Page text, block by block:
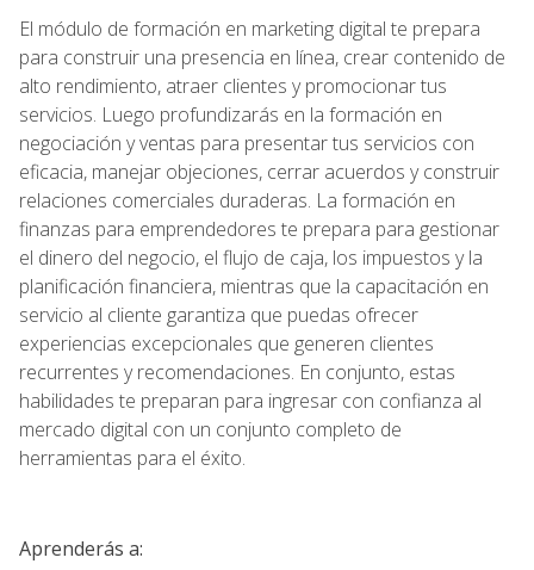
El módulo de formación en marketing digital te prepara
para construir una presencia en línea, crear contenido de
alto rendimiento, atraer clientes y promocionar tus
servicios. Luego profundizarás en la formación en
negociación y ventas para presentar tus servicios con
eficacia, manejar objeciones, cerrar acuerdos y construir
relaciones comerciales duraderas. La formación en
finanzas para emprendedores te prepara para gestionar
el dinero del negocio, el flujo de caja, los impuestos y la
planificación financiera, mientras que la capacitación en
servicio al cliente garantiza que puedas ofrecer
experiencias excepcionales que generen clientes
recurrentes y recomendaciones. En conjunto, estas
habilidades te preparan para ingresar con confianza al
mercado digital con un conjunto completo de
herramientas para el éxito.
Aprenderás a: